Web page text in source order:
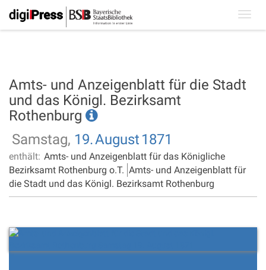
Amts- und Anzeigenblatt für die Stadt
und das Königl. Bezirksamt
Rothenburg
Samstag, 19.August 1871
enthält: Amts- und Anzeigenblatt für das Königliche
Bezirksamt Rothenburg o.T. Amts- und Anzeigenblatt für
die Stadt und das Königl. Bezirksamt Rothenburg